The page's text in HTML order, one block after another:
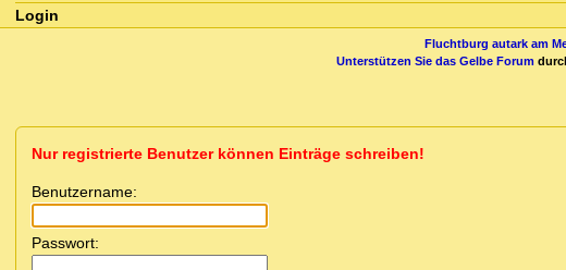
Login
Fluchtburg autark am
Unterstützen Sie das Gelbe Forum
Nur registrierte Benutzer können Einträge schreiben!
Benutzername:
Passwort: